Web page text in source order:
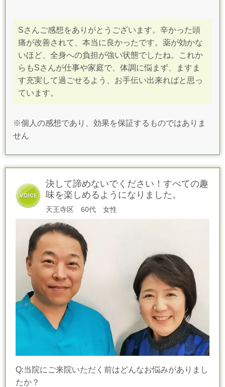
Sさんご感想をありがとうございます。辛かった頭
痛が改善されて、本当に良かったです。薬が効かな
いほど、全身への負担が強い状態でしたね。これか
らもSさんが仕事や家庭で、体調に悩まず、ますま
す充実して過ごせるよう、お手伝い出来ればと思っ
ています。
※個人の感想であり、効果を保証するものではありま
せん
決して諦めないでください！すべての趣
味を楽しめるようになりました。
天王寺区 60代 女性
Q:当院にご来院いただく前はどんなお悩みがありまし
たか？